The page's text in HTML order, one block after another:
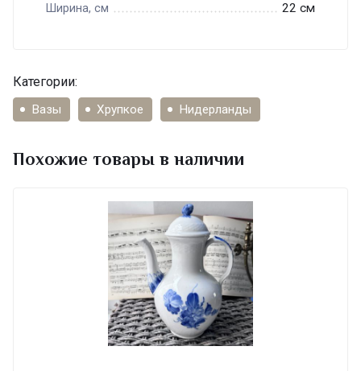
Ширина, см 22 см
Категории:
Вазы Хрупкое Нидерланды
Похожие товары в наличии